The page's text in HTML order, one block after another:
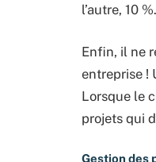
l’autre, 10 %.
Enfin, il ne
entreprise !
Lorsque le
projets qui
Gestion des